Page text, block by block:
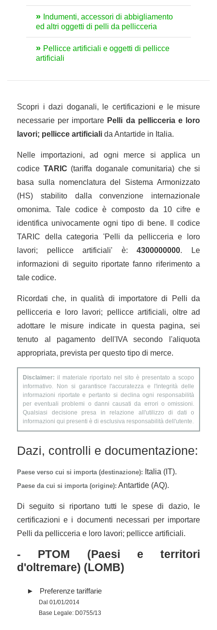
Indumenti, accessori di abbigliamento
ed altri oggetti di pelli da pellicceria
Pellicce artificiali e oggetti di pellicce
artificiali
Scopri i dazi doganali, le certificazioni e le misure
necessarie per importare Pelli da pellicceria e loro
lavori; pellicce artificiali da Antartide in Italia.
Nelle importazioni, ad ogni merce si applica un
codice TARIC (tariffa doganale comunitaria) che si
basa sulla nomenclatura del Sistema Armonizzato
(HS) stabilito dalla convenzione internazionale
omonima. Tale codice è composto da 10 cifre e
identifica univocamente ogni tipo di bene. Il codice
TARIC della categoria 'Pelli da pellicceria e loro
lavori; pellicce artificiali' è:4300000000. Le
informazioni di seguito riportate fanno riferimento a
tale codice.
Ricordati che, in qualità di importatore di Pelli da
pellicceria e loro lavori; pellicce artificiali, oltre ad
adottare le misure indicate in questa pagina, sei
tenuto al pagamento dell'IVA secondo l'aliquota
appropriata, prevista per questo tipo di merce.
Disclaimer: il materiale riportato nel sito è presentato a scopo
informativo. Non si garantisce l'accuratezza e l'integrità delle
informazioni riportate e pertanto si declina ogni responsabilità
per eventuali problemi o danni causati da errori o omissioni.
Qualsiasi decisione presa in relazione all'utilizzo di dati o
informazioni qui presenti è di esclusiva responsabilità dell'utente.
Dazi, controlli e documentazione:
Paese verso cui si importa (destinazione): Italia (IT).
Paese da cui si importa (origine): Antartide (AQ).
Di seguito si riportano tutti le spese di dazio, le
certificazioni e i documenti necessari per importare
Pelli da pellicceria e loro lavori; pellicce artificiali.
- PTOM (Paesi e territori
d'oltremare) (LOMB)
Preferenze tariffarie
Dal 01/01/2014
Base Legale: D0755/13